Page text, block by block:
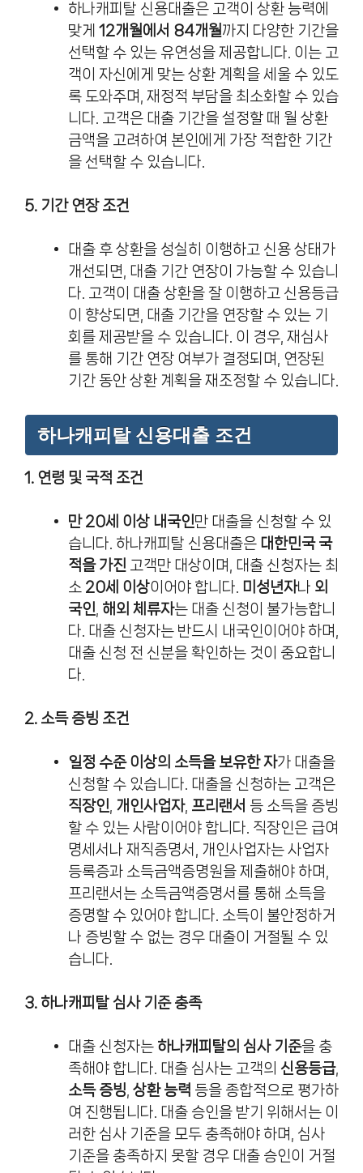
하나캐피탈 신용대출은 고객이 상환 능력에
맞게 12개월에서 84개월까지 다양한 기간을
선택할 수 있는 유연성을 제공합니다. 이는 고
객이 자신에게 맞는 상환 계획을 세울 수 있도
록 도와주며, 재정적 부담을 최소화할 수 있습
니다. 고객은 대출 기간을 설정할 때 월 상환
금액을 고려하여 본인에게 가장 적합한 기간
을 선택할 수 있습니다.
5. 기간 연장 조건
대출 후 상환을 성실히 이행하고 신용 상태가
개선되면, 대출 기간 연장이 가능할 수 있습니
다. 고객이 대출 상환을 잘 이행하고 신용등급
이 향상되면, 대출 기간을 연장할 수 있는 기
회를 제공받을 수 있습니다. 이 경우, 재심사
를 통해 기간 연장 여부가 결정되며, 연장된
기간 동안 상환 계획을 재조정할 수 있습니다.
하나캐피탈 신용대출 조건
1. 연령 및 국적 조건
만 20세 이상 내국인만 대출을 신청할 수 있
습니다. 하나캐피탈 신용대출은 대한민국 국
적을 가진 고객만 대상이며, 대출 신청자는 최
소 20세 이상이어야 합니다. 미성년자나 외
국인, 해외 체류자는 대출 신청이 불가능합니
다. 대출 신청자는 반드시 내국인이어야 하며,
대출 신청 전 신분을 확인하는 것이 중요합니
다.
2. 소득 증빙 조건
일정 수준 이상의 소득을 보유한 자가 대출을
신청할 수 있습니다. 대출을 신청하는 고객은
직장인, 개인사업자, 프리랜서 등 소득을 증빙
할 수 있는 사람이어야 합니다. 직장인은 급여
명세서나 재직증명서, 개인사업자는 사업자
등록증과 소득금액증명원을 제출해야 하며,
프리랜서는 소득금액증명서를 통해 소득을
증명할 수 있어야 합니다. 소득이 불안정하거
나 증빙할 수 없는 경우 대출이 거절될 수 있
습니다.
3. 하나캐피탈 심사 기준 충족
대출 신청자는 하나캐피탈의 심사 기준을 충
족해야 합니다. 대출 심사는 고객의 신용등급,
소득 증빙, 상환 능력 등을 종합적으로 평가하
여 진행됩니다. 대출 승인을 받기 위해서는 이
러한 심사 기준을 모두 충족해야 하며, 심사
기준을 충족하지 못할 경우 대출 승인이 거절